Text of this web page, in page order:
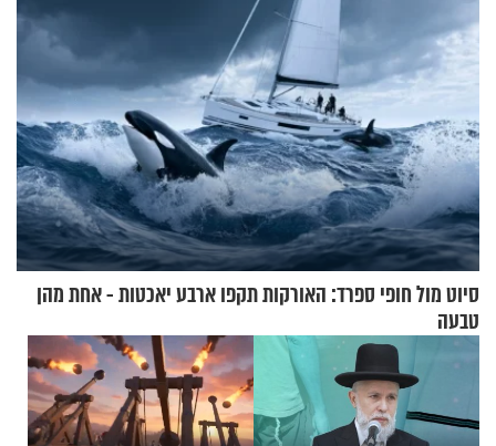
סיוט מול חופי ספרד: האורקות תקפו ארבע יאכטות - אחת מהן
טבעה